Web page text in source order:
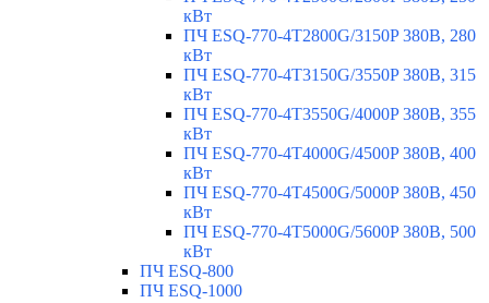
кВт
ПЧ ESQ-770-4T2800G/3150P 380В, 280
кВт
ПЧ ESQ-770-4T3150G/3550P 380В, 315
кВт
ПЧ ESQ-770-4T3550G/4000P 380В, 355
кВт
ПЧ ESQ-770-4T4000G/4500P 380В, 400
кВт
ПЧ ESQ-770-4T4500G/5000P 380В, 450
кВт
ПЧ ESQ-770-4T5000G/5600P 380В, 500
кВт
ПЧ ESQ-800
ПЧ ESQ-1000